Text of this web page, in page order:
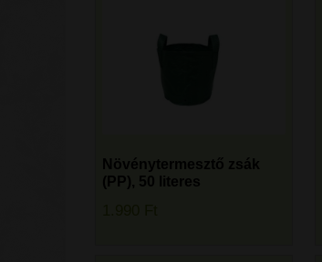
Növénytermesztő zsák
(PP), 50 literes